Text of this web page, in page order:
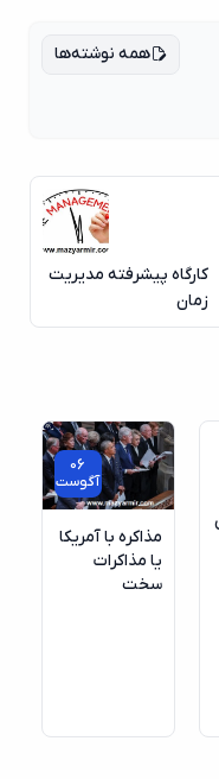
همه نوشته‌ها
پیشرفته مدیریت
06
آگوست
مذاکره با آمریکا
یا مذاکرات
سخت